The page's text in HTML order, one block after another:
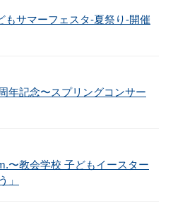
サマーフェスタ-夏祭り-開催
年記念〜スプリングコンサー
〜教会学校 子どもイースター
」